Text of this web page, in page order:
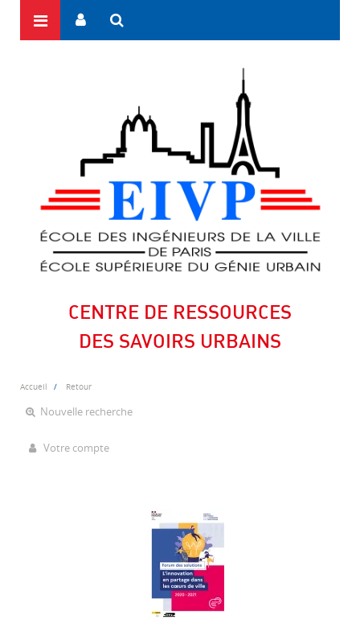
CENTRE DE RESSOURCES
DES SAVOIRS URBAINS
Accueil Retour
Nouvelle recherche
Votre compte